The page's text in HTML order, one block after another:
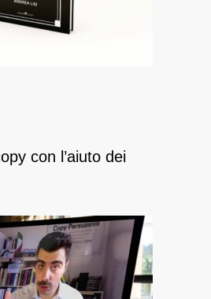
con l’aiuto dei